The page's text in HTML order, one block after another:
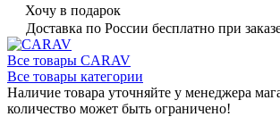
Хочу в подарок
Доставка по России бесплатно при
Все товары CARAV
Все товары категории
Наличие товара уточняйте у менеджера
количество может быть ограничено!